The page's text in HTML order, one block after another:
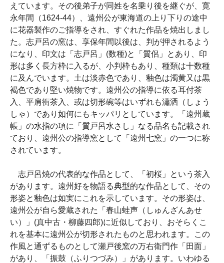
えています。その後弟子が同姓を名乗り後を継ぐが、寛
永年間（1624-44）、遠州公が東海道の上り下りの途中
に花器製作のご指導をされ、すぐれた作品を焼出しまし
た。志戸呂の窯は、享保年間以後は、判が押されるよう
になり、印文は「志戸呂」(数種)と「質侶」とあり、印
形は多く長方枠に入るが、小判枠もあり、種類は十数種
に及んでいます。土は淡赤色であり、釉色は濁黄又は黒
褐色であり堅い焼物です。遠州公の指導に依る耳付茶
入、平肩衝茶入、或は切形碗等はいずれも瀟洒（しょう
しゃ）であり如何にもキッパリとしています。「遠州蔵
帳」の水指の項に「質戸呂水さし」なる品名も記載され
ており、遠州公の指導窯として「遠州七窯」の一つに称
されています。
志戸呂焼の代表的な作品として、「初桜」という茶入
があります。遠州好を物語る典型的な作品として、その
形姿と釉色は如実にこれを示しています。その形姿は、
遠州公が自ら愛蔵された「春山蛙声（しゅんざんあせ
い）」(真中古・柳藤四郎)に近似しており、おそらくこ
れを基本に遠州公が切形されたものと思われます。この
作風と通ずるものとして瀬戸後窯の万右衛門作「田面」
があり、「振鼓（ふりつづみ）」があります。いわゆる